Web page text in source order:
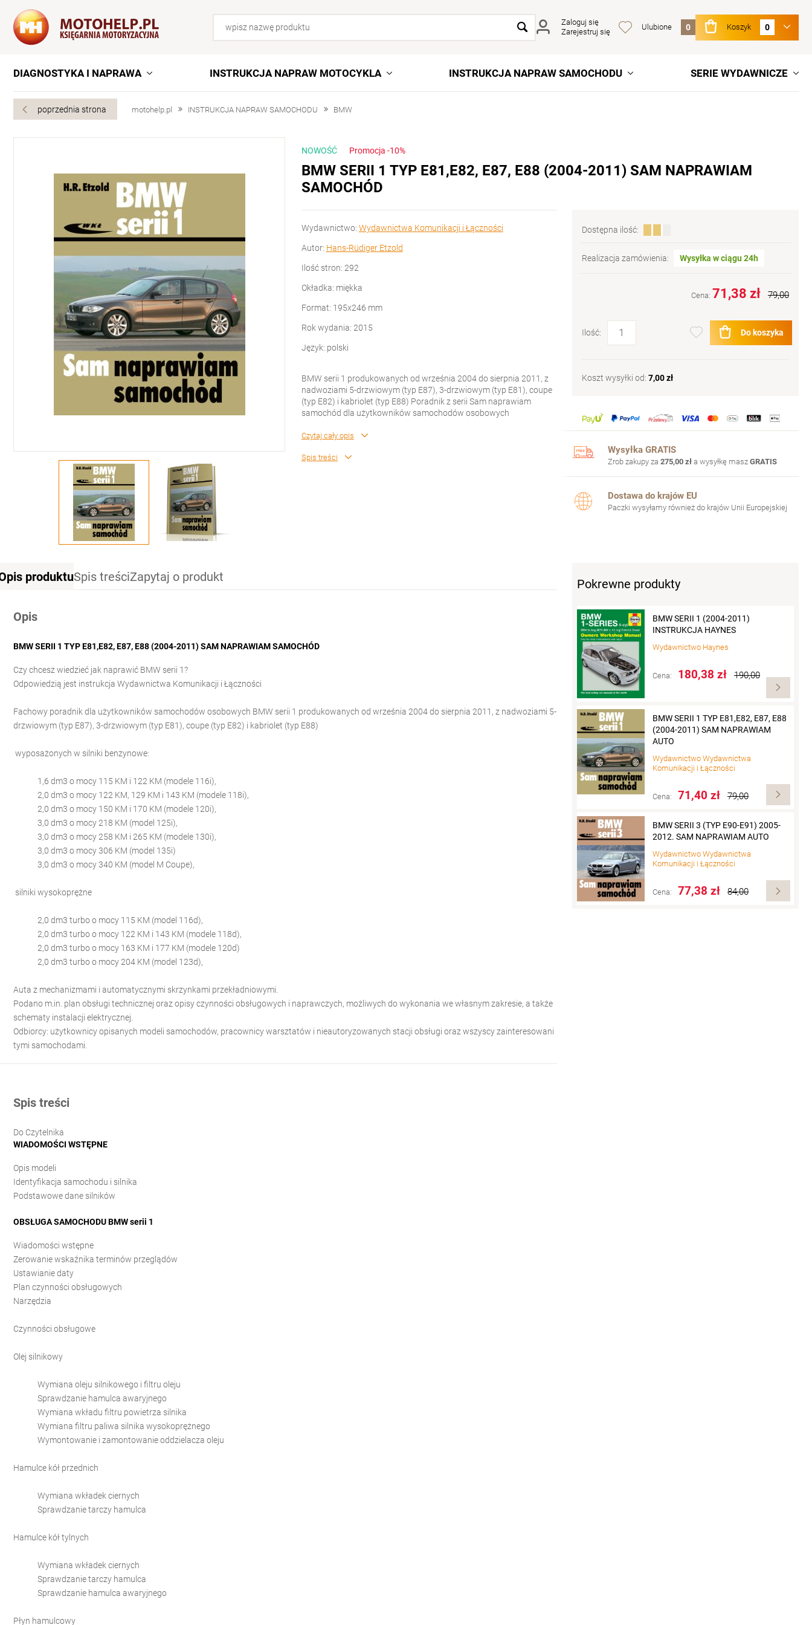
Zaloguj się
Zarejestruj się
Ulubione 0 Koszyk 0
DIAGNOSTYKA I NAPRAWA INSTRUKCJA NAPRAW MOTOCYKLA INSTRUKCJA NAPRAW SAMOCHODU SERIE WYDAWNICZE
poprzednia strona motohelp.pl INSTRUKCJA NAPRAW SAMOCHODU BMW
NOWOŚĆ Promocja -10%
BMW SERII 1 TYP E81,E82, E87, E88 (2004-2011) SAM NAPRAWIAM
SAMOCHÓD
Wydawnictwo: Wydawnictwa Komunikacji i Łączności
Autor: Hans-Rüdiger Etzold
Ilość stron: 292
Okładka: miękka
Format: 195x246 mm
Rok wydania: 2015
Język: polski
BMW serii 1 produkowanych od września 2004 do sierpnia 2011, z
nadwoziami 5-drzwiowym (typ E87), 3-drzwiowym (typ E81), coupe
(typ E82) i kabriolet (typ E88) Poradnik z serii Sam naprawiam
samochód dla użytkowników samochodów osobowych
Czytaj cały opis
Spis treści
Dostępna ilość:
Realizacja zamówienia: Wysyłka w ciągu 24h
Cena: 71,38 zł 79,00
Ilość: Do koszyka
Koszt wysyłki od: 7,00 zł
Wysyłka GRATIS
Zrob zakupy za 275,00 zła wysyłkę masz GRATIS
Dostawa do krajów EU
Paczki wysyłamy również do krajów Unii Europejskiej
Pokrewne produkty
BMW SERII 1 (2004-2011)
INSTRUKCJA HAYNES
Wydawnictwo Haynes
Cena: 180,38 zł 190,00
BMW SERII 1 TYP E81,E82, E87, E88
(2004-2011) SAM NAPRAWIAM
AUTO
Wydawnictwo Wydawnictwa
Komunikacji i Łączności
Cena: 71,40 zł 79,00
BMW SERII 3 (TYP E90-E91) 2005-
2012. SAM NAPRAWIAM AUTO
Wydawnictwo Wydawnictwa
Komunikacji i Łączności
Cena: 77,38 zł 84,00
produktuSpis treściZapytaj o produkt
Opis
BMW SERII 1 TYP E81,E82, E87, E88 (2004-2011) SAM NAPRAWIAM SAMOCHÓD
Czy chcesz wiedzieć jak naprawić BMW serii 1?
Odpowiedzią jest instrukcja Wydawnictwa Komunikacji i Łączności
Fachowy poradnik dla użytkowników samochodów osobowych BMW serii 1 produkowanych od września 2004 do sierpnia 2011, z nadwoziami 5-
drzwiowym (typ E87), 3-drzwiowym (typ E81), coupe (typ E82) i kabriolet (typ E88)
wyposażonych w silniki benzynowe:
1,6 dm3 o mocy 115 KM i 122 KM (modele 116i),
2,0 dm3 o mocy 122 KM, 129 KM i 143 KM (modele 118i),
2,0 dm3 o mocy 150 KM i 170 KM (modele 120i),
3,0 dm3 o mocy 218 KM (model 125i),
3,0 dm3 o mocy 258 KM i 265 KM (modele 130i),
3,0 dm3 o mocy 306 KM (model 135i)
3,0 dm3 o mocy 340 KM (model M Coupe),
silniki wysokoprężne
2,0 dm3 turbo o mocy 115 KM (model 116d),
2,0 dm3 turbo o mocy 122 KM i 143 KM (modele 118d),
2,0 dm3 turbo o mocy 163 KM i 177 KM (modele 120d)
2,0 dm3 turbo o mocy 204 KM (model 123d),
Auta z mechanizmami i automatycznymi skrzynkami przekładniowymi.
Podano m.in. plan obsługi technicznej oraz opisy czynności obsługowych i naprawczych, możliwych do wykonania we własnym zakresie, a także
schematy instalacji elektrycznej.
Odbiorcy: użytkownicy opisanych modeli samochodów, pracownicy warsztatów i nieautoryzowanych stacji obsługi oraz wszyscy zainteresowani
tymi samochodami.
Spis treści
Do Czytelnika
WIADOMOŚCI WSTĘPNE
Opis modeli
Identyfikacja samochodu i silnika
Podstawowe dane silników
OBSŁUGA SAMOCHODU BMW serii 1
Wiadomości wstępne
Zerowanie wskaźnika terminów przeglądów
Ustawianie daty
Plan czynności obsługowych
Narzędzia
Czynności obsługowe
Olej silnikowy
Wymiana oleju silnikowego i filtru oleju
Sprawdzanie hamulca awaryjnego
Wymiana wkładu filtru powietrza silnika
Wymiana filtru paliwa silnika wysokoprężnego
Wymontowanie i zamontowanie oddzielacza oleju
Hamulce kół przednich
Wymiana wkładek ciernych
Sprawdzanie tarczy hamulca
Hamulce kół tylnych
Wymiana wkładek ciernych
Sprawdzanie tarczy hamulca
Sprawdzanie hamulca awaryjnego
Płyn hamulcowy